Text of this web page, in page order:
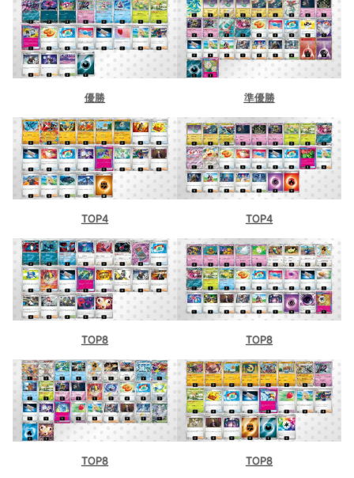
優勝 準優勝
TOP4 TOP4
TOP8 TOP8
TOP8 TOP8